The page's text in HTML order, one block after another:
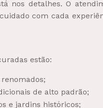
nos detalhes. O
com cada
estão:
de alto padrão;
e jardins históricos;